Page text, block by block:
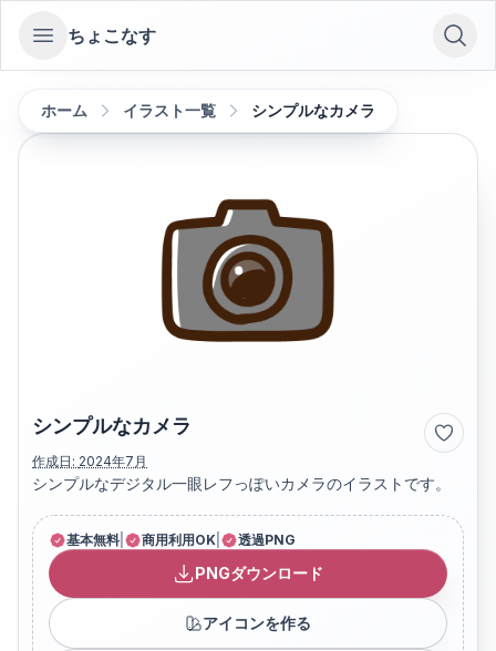
Open sidebar
ちょこなす
ホーム イラスト一覧 シンプルなカメラ
シンプルなカメラ
作成日: 2024年7月
シンプルなデジタル一眼レフっぽいカメラのイラストです。
基本無料 商用利用OK 透過PNG
PNGダウンロード
アイコンを作る